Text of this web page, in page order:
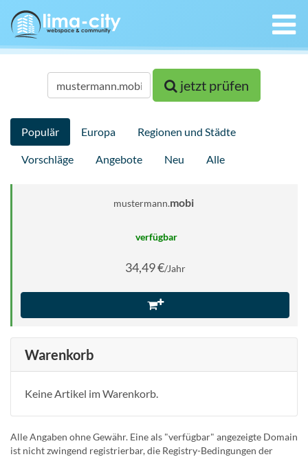
jetzt prüfen
Populär Europa Regionen und Städte
Vorschläge Angebote Neu Alle
mustermann.mobi
verfügbar
34,49 €/Jahr
Warenkorb
Keine Artikel im Warenkorb.
Alle Angaben ohne Gewähr. Eine als "verfügbar" angezeigte Domain
ist nicht zwingend registrierbar, die Registry-Bedingungen der